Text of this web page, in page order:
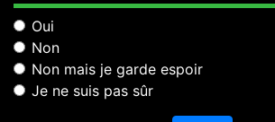
Oui
Non
Non mais je garde espoir
Je ne suis pas sûr